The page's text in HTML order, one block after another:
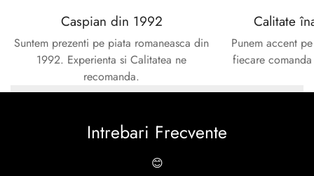
Caspian din 1992
Suntem prezenti pe piata romaneasca din
1992. Experienta si Calitatea ne
recomanda.
Calitate
Punem accent
fiecare
Intrebari Frecvente
😊